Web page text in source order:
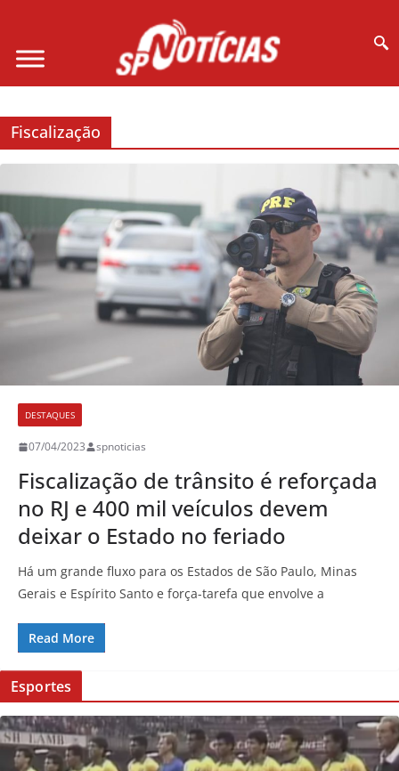
Fiscalização
DESTAQUES
07/04/2023 spnoticias
Fiscalização de trânsito é reforçada
no RJ e 400 mil veículos devem
deixar o Estado no feriado
Há um grande fluxo para os Estados de São Paulo, Minas
Gerais e Espírito Santo e força-tarefa que envolve a
Read More
Esportes